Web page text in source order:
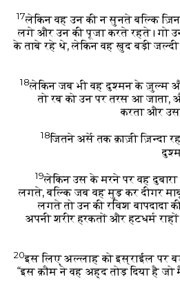
17लेकिन वह उन की न सुनते बल्कि
लगे और उन की पूजा करते रहते। गो
के ताबे रहे थे, लेकिन वह ख़ुद बड़ी
18लेकिन जब भी वह दुश्मन के ज़ुल्म
तो रब को उन पर तरस आ जाता,
करता और उस
18जितने अर्से तक क़ाज़ी ज़िन्दा
19लेकिन उस के मरने पर वह दुबारा
लगते, बल्कि जब वह मुड़ कर दीगर
लगते तो उन की रविश बापदादा
अपनी शरीर हरकतों और हटधर्म
20इस लिए अल्लाह को इस्राईल पर
“इस क़ौम ने वह अह्द तोड़ दिया है जो